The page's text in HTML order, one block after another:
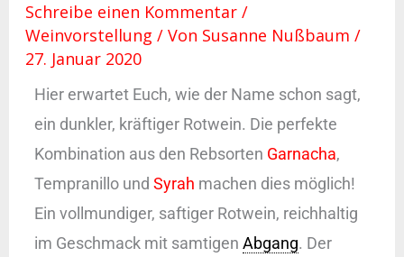
Schreibe einen Kommentar /
Weinvorstellung / Von Susanne Nußbaum /
27. Januar 2020
Hier erwartet Euch, wie der Name schon sagt,
ein dunkler, kräftiger Rotwein. Die perfekte
Kombination aus den Rebsorten Garnacha,
Tempranillo und Syrah machen dies möglich!
Ein vollmundiger, saftiger Rotwein, reichhaltig
im Geschmack mit samtigen Abgang. Der